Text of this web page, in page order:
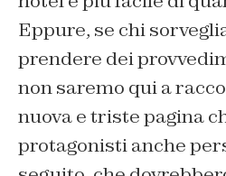
Eppure, se chi
prendere dei
non saremo qui a
nuova e triste pagina
protagonisti anche